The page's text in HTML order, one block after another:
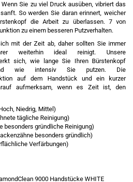
Sie zu viel Druck ausüben, vibriert das
So werden Sie daran erinnert, weicher
die Arbeit zu überlassen. 7 von
zu einem besseren Putzverhalten.
mit der Zeit ab, daher sollten Sie immer
weiterhin ideal reinigt. Unsere
sich, wie lange Sie Ihren Bürstenkopf
wie intensiv Sie putzen. Die
auf dem Handstück und ein kurzer
aufmerksam, wenn es Zeit ist, den
Niedrig, Mittel)
tägliche Reinigung)
besonders gründliche Reinigung)
besonders gründlich)
Verfärbungen)
9000 Handstücke WHITE